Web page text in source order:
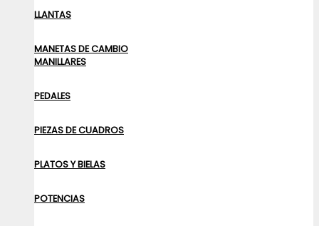
LLANTAS
MANETAS DE CAMBIO
MANILLARES
PEDALES
PIEZAS DE CUADROS
PLATOS Y BIELAS
POTENCIAS